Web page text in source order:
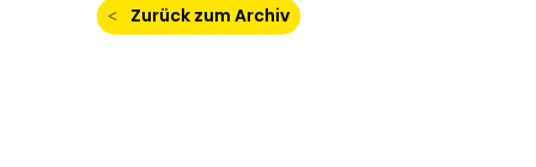
Zurück zum Archiv